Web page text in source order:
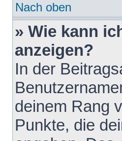
Nach oben
» Wie kann
anzeigen?
In der
deinem Rang
Punkte, die